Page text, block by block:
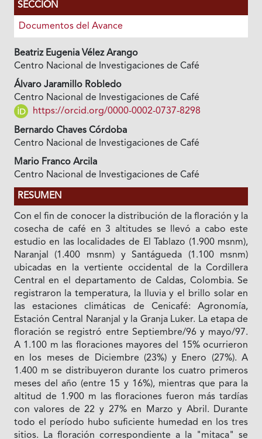
SECCIÓN
Documentos del Avance
Beatriz Eugenia Vélez Arango
Centro Nacional de Investigaciones de Café
Álvaro Jaramillo Robledo
Centro Nacional de Investigaciones de Café
https://orcid.org/0000-0002-0737-8298
Bernardo Chaves Córdoba
Centro Nacional de Investigaciones de Café
Mario Franco Arcila
Centro Nacional de Investigaciones de Café
RESUMEN
Con el fin de conocer la distribución de la floración y la
cosecha de café en 3 altitudes se llevó a cabo este
estudio en las localidades de El Tablazo (1.900 msnm),
Naranjal (1.400 msnm) y Santágueda (1.100 msnm)
ubicadas en la vertiente occidental de la Cordillera
Central en el departamento de Caldas, Colombia. Se
registraron la temperatura, la lluvia y el brillo solar en
las estaciones climáticas de Cenicafé: Agronomía,
Estación Central Naranjal y la Granja Luker. La etapa de
floración se registró entre Septiembre/96 y mayo/97.
A 1.100 m las floraciones mayores del 15% ocurrieron
en los meses de Diciembre (23%) y Enero (27%). A
1.400 m se distribuyeron durante los cuatro primeros
meses del año (entre 15 y 16%), mientras que para la
altitud de 1.900 m las floraciones fueron más tardías
con valores de 22 y 27% en Marzo y Abril. Durante
todo el período hubo suficiente humedad en los tres
sitios. La floración correspondiente a la "mitaca" se